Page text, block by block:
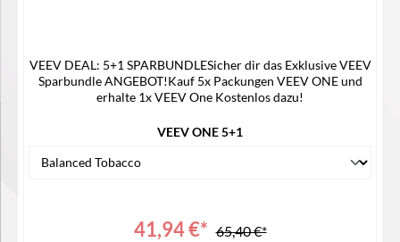
VEEV DEAL: 5+1 SPARBUNDLESicher dir das Exklusive VEEV
Sparbundle ANGEBOT!Kauf 5x Packungen VEEV ONE und
erhalte 1x VEEV One Kostenlos dazu!
VEEV ONE 5+1
41,94 €* 65,40 €*